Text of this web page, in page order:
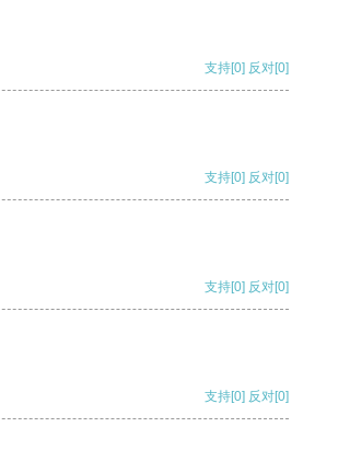
支持[0] 反对[0]
支持[0] 反对[0]
支持[0] 反对[0]
支持[0] 反对[0]